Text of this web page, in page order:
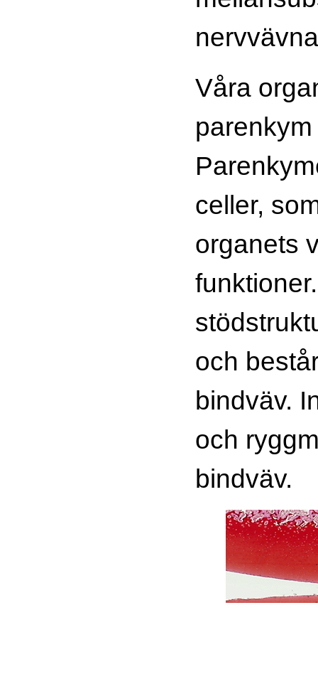
Våra
celler,
organets
och
bindväv.
och
bindväv.